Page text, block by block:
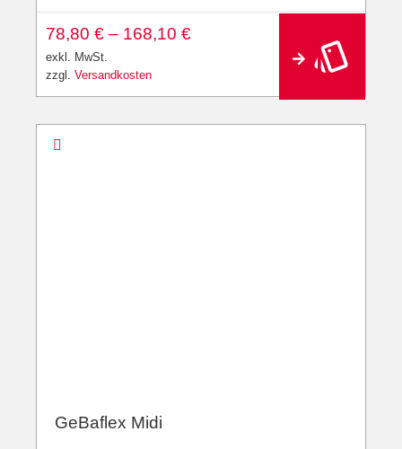
78,80 € – 168,10 €
exkl. MwSt.
zzgl. Versandkosten
GeBaflex Midi